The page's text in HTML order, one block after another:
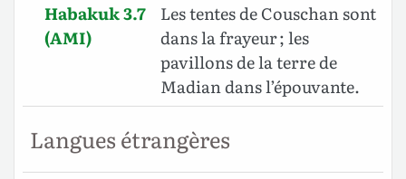
Habakuk 3.7
(AMI)
Les tentes de Couschan sont
dans la frayeur ; les
pavillons de la terre de
Madian dans l’épouvante.
Langues étrangères